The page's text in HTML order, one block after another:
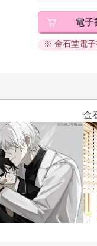
電子
※ 金石堂電子